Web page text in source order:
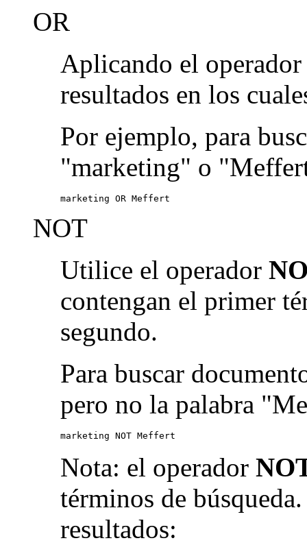
OR
Aplicando el
resultados en los
Por ejemplo, para
"marketing" o
marketing OR Meffert
NOT
Utilice el operador
contengan el primer
segundo.
Para buscar
pero no la palabra
marketing NOT Meffert
Nota: el operador
términos de
resultados: